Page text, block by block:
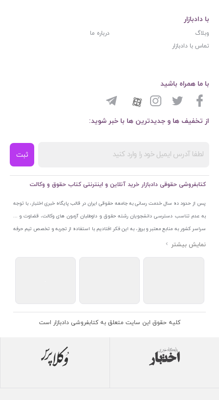
با دادبازار
وبلاگ
درباره ما
تماس با دادبازار
از تخفیف ها و جدیدترین ها با خبر شوید:
ثبت
با ما همراه باشید
کتابفروشی حقوقی دادبازار خرید آنلاین و اینترنتی کتاب حقوق و وکالت
پس از حدود ده سال خدمت رسانی به جامعه حقوقی ایران در قالب پایگاه خبری اختبار، با توجه
به عدم تناسب دسترسی دانشجویان رشته حقوق و داوطلبان آزمون های وکالت، قضاوت و ...
سراسر کشور به منابع معتبر و بروز، به این فکر افتادیم با استفاده از تجربه و تخصص تیم حرفه
ای اختبار خدمتی جدید به جامعه حقوقی ایران ارائه کنیم. به این منظور با راه اندازی و تجهیز
اتحادیه ناشران و کتابفروشان تهران به منظور ارائه مطمئن ترین خدمات مجموعه بسیار کامل و
معتبری از کتاب های حقوقی را به علاقمندان عرضه کرده ایم. علاوه بر این با بهره گیری از فناوری
اندازی کردیم تا علاقمندان بتوانند با اطمینان کافی و به اتکای اعتبار این مجموعه قدیمی کتاب و
کلیه حقوق این سایت متعلق به کتابفروشی دادبازار است